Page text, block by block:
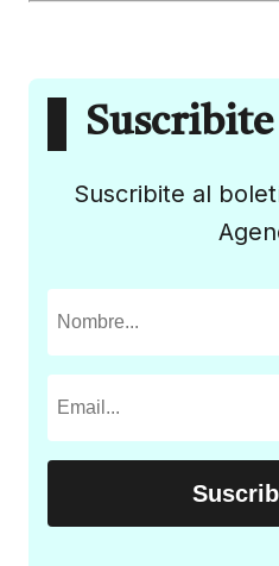
Suscribite
Suscribite al